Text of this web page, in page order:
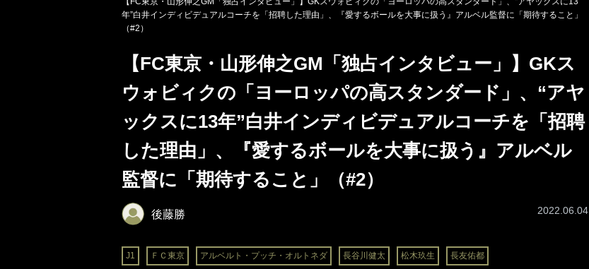
年”白井インディビデュアルコーチを「招聘した理由」、『愛するボールを大事に扱う』アルベル監督に「期待すること」
（#2）
【FC東京・山形伸之GM「独占インタビュー」】GKス
ウォビィクの「ヨーロッパの高スタンダード」、“アヤ
ックスに13年”白井インディビデュアルコーチを「招聘
した理由」、『愛するボールを大事に扱う』アルベル
監督に「期待すること」（#2）
後藤勝
J1 ＦＣ東京 アルベルト・プッチ・オルトネダ 長谷川健太 松木玖生 長友佑都
2022.06.04